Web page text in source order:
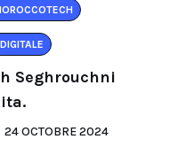
Seghrouchni
24 OCTOBRE 2024